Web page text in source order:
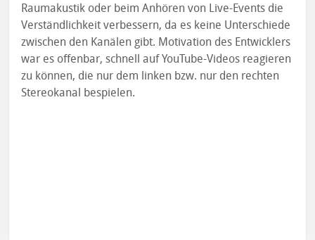
Raumakustik oder beim Anhören von Live-Events die
Verständlichkeit verbessern, da es keine Unterschiede
zwischen den Kanälen gibt. Motivation des Entwicklers
war es offenbar, schnell auf YouTube-Videos reagieren
zu können, die nur dem linken bzw. nur den rechten
Stereokanal bespielen.